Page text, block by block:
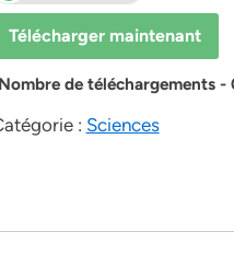
Télécharger maintenant
de téléchargements -
: Sciences